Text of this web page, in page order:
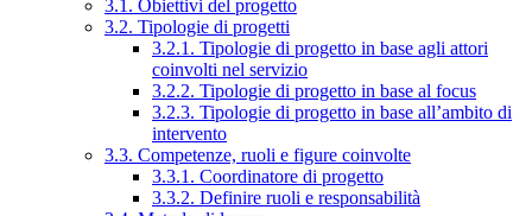
3.1. Obiettivi del progetto
3.2. Tipologie di progetti
3.2.1. Tipologie di progetto in base agli attori
coinvolti nel servizio
3.2.2. Tipologie di progetto in base al focus
3.2.3. Tipologie di progetto in base all’ambito di
intervento
3.3. Competenze, ruoli e figure coinvolte
3.3.1. Coordinatore di progetto
3.3.2. Definire ruoli e responsabilità